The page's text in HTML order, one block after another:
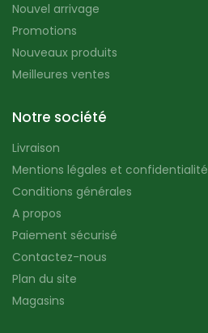
Nouvel arrivage
Promotions
Nouveaux produits
Meilleures ventes
Notre société
Livraison
Mentions légales et confidentialité
Conditions générales
A propos
Paiement sécurisé
Contactez-nous
Plan du site
Magasins